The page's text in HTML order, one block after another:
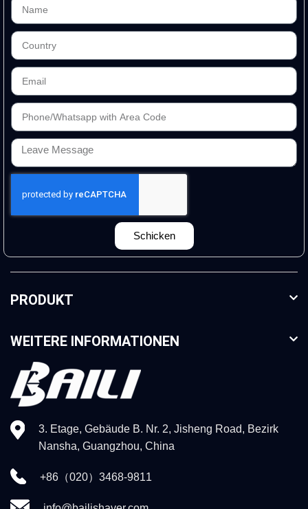
Schicken
PRODUKT
WEITERE INFORMATIONEN
3. Etage, Gebäude B. Nr. 2, Jisheng Road, Bezirk
Nansha, Guangzhou, China
+86（020）3468-9811